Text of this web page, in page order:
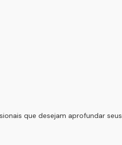
que desejam aprofundar seus